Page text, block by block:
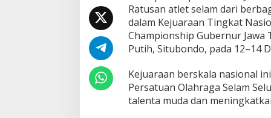
d
S
i
t
b
o
n
d
Ratusan atlet selam dari
dalam Kejuaraan Tingkat
Championship Gubernur
Putih, Situbondo, pada 12–14
Kejuaraan berskala nasional
Persatuan Olahraga Selam
talenta muda dan